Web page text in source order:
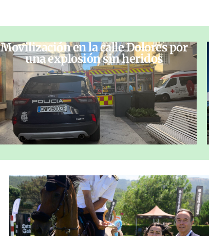
Movilización en la calle Dolores por
una explosión sin heridos